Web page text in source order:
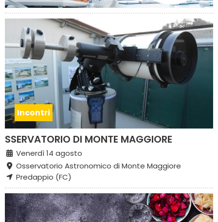
Incontri
SSERVATORIO DI MONTE MAGGIORE
Venerdì 14 agosto
Osservatorio Astronomico di Monte Maggiore
Predappio (FC)